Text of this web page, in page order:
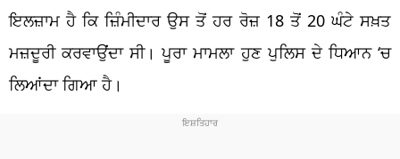
ਇਲਜ਼ਾਮ ਹੈ ਕਿ ਜ਼ਿੰਮੀਦਾਰ ਉਸ ਤੋਂ ਹਰ ਰੋਜ਼ 18 ਤੋਂ 20 ਘੰਟੇ ਸਖ਼ਤ
ਮਜ਼ਦੂਰੀ ਕਰਵਾਉਂਦਾ ਸੀ। ਪੂਰਾ ਮਾਮਲਾ ਹੁਣ ਪੁਲਿਸ ਦੇ ਧਿਆਨ ‘ਚ
ਲਿਆਂਦਾ ਗਿਆ ਹੈ।